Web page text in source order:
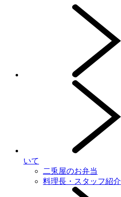
いて
二兎屋のお弁当
料理長・スタッフ紹介